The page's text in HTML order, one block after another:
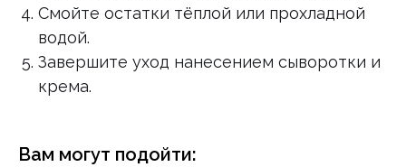
Смойте остатки тёплой или прохладной
водой.
Завершите уход нанесением сыворотки и
крема.
Вам могут подойти: